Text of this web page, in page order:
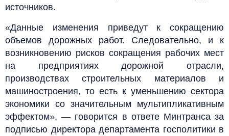
источников.
«Данные изменения приведут к сокращению
объемов дорожных работ. Следовательно, и к
возникновению рисков сокращения рабочих мест
на предприятиях дорожной отрасли,
производствах строительных материалов и
машиностроения, то есть к уменьшению сектора
экономики со значительным мультипликативным
эффектом», — говорится в ответе Минтранса за
подписью директора департамента госполитики в